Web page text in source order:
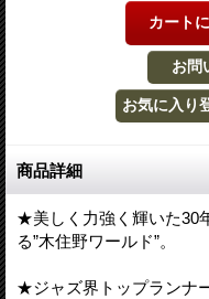
商品詳細
★美しく力強く輝いた30
る”木住野ワールド”。
★ジャズ界トップランナ